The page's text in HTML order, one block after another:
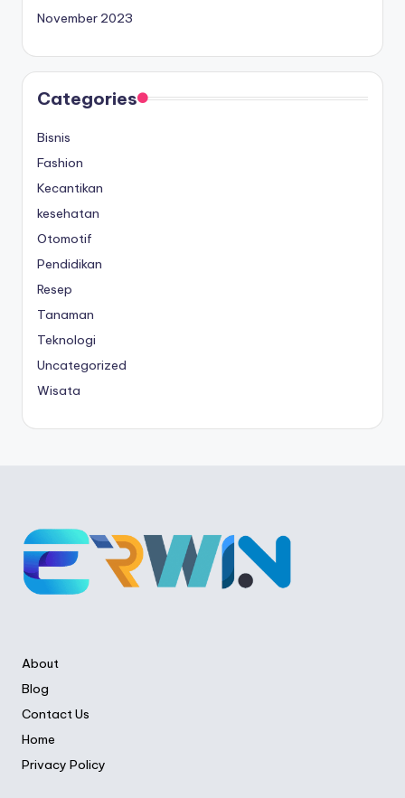
November 2023
Categories
Bisnis
Fashion
Kecantikan
kesehatan
Otomotif
Pendidikan
Resep
Tanaman
Teknologi
Uncategorized
Wisata
About
Blog
Contact Us
Home
Privacy Policy